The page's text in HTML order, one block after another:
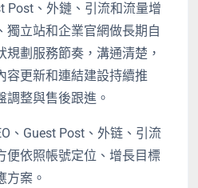
Post、外鏈、引流和流量增
獨立站和企業官網做長期自
劃服務節奏，溝通清楚，
容更新和連結建設持續推
調整與售後跟進。
、Guest Post、外链、引流
便依照帳號定位、增長目標
方案。